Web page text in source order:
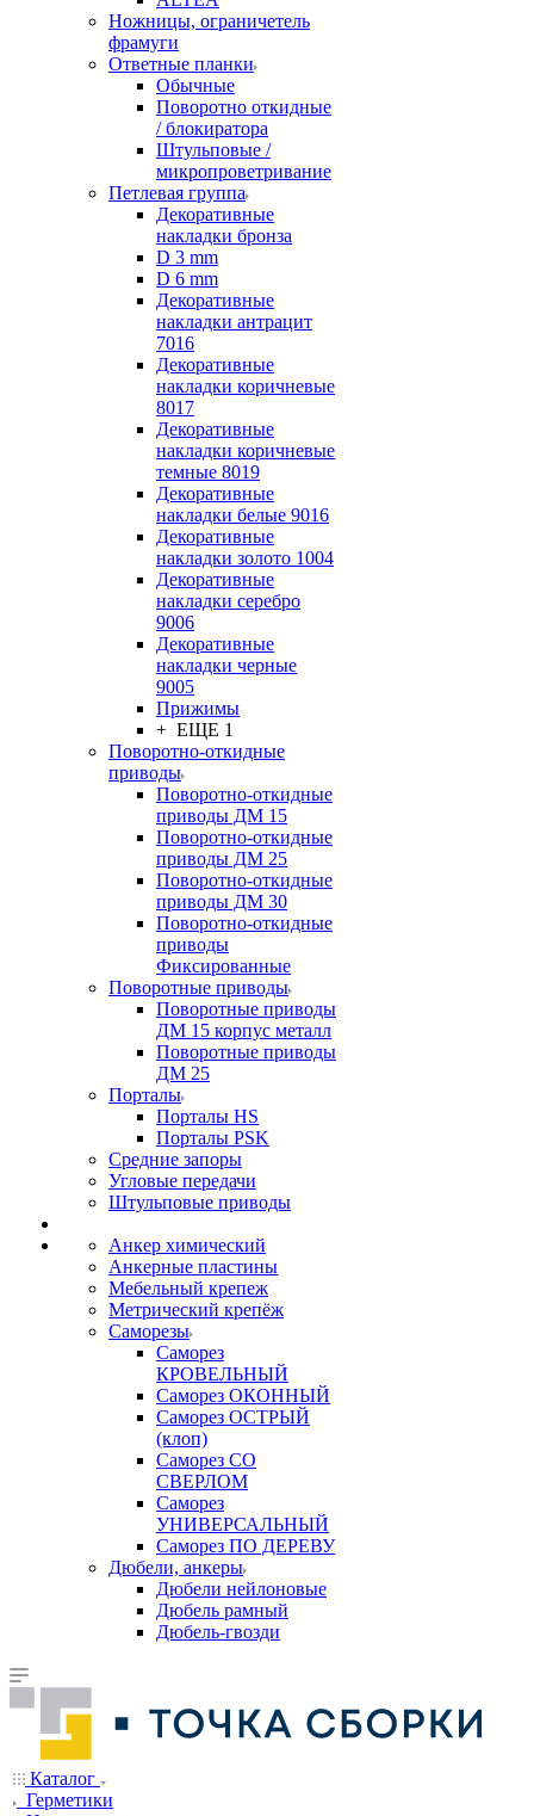
Ножницы, ограничетель
фрамуги
Ответные планки
Обычные
Поворотно откидные
/ блокиратора
Штульповые /
микропроветривание
Петлевая группа
Декоративные
накладки бронза
D 3 mm
D 6 mm
Декоративные
накладки антрацит
7016
Декоративные
накладки коричневые
8017
Декоративные
накладки коричневые
темные 8019
Декоративные
накладки белые 9016
Декоративные
накладки золото 1004
Декоративные
накладки серебро
9006
Декоративные
накладки черные
9005
Прижимы
+ ЕЩЕ 1
Поворотно-откидные
приводы
Поворотно-откидные
приводы ДМ 15
Поворотно-откидные
приводы ДМ 25
Поворотно-откидные
приводы ДМ 30
Поворотно-откидные
приводы
Фиксированные
Поворотные приводы
Поворотные приводы
ДМ 15 корпус металл
Поворотные приводы
ДМ 25
Порталы
Порталы HS
Порталы PSK
Средние запоры
Угловые передачи
Штульповые приводы
Анкер химический
Анкерные пластины
Мебельный крепеж
Метрический крепёж
Саморезы
Саморез
КРОВЕЛЬНЫЙ
Саморез ОКОННЫЙ
Саморез ОСТРЫЙ
(клоп)
Саморез СО
СВЕРЛОМ
Саморез
УНИВЕРСАЛЬНЫЙ
Саморез ПО ДЕРЕВУ
Дюбели, анкеры
Дюбели нейлоновые
Дюбель рамный
Дюбель-гвозди
Каталог
Герметики